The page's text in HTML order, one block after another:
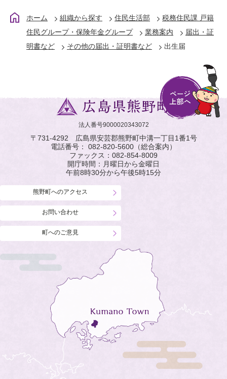
ホーム 組織から探す 住民生活部
税務住民課 戸籍
住民グループ・保険年金グループ
業務案内
届出・証
明書など
その他の届出・証明書など 出生届
法人番号9000020343072
〒731-4292 広島県安芸郡熊野町中溝一丁目1番1号
電話番号： 082-820-5600 （総合案内）
ファックス： 082-854-8009
開庁時間：月曜日から金曜日
午前8時30分から午後5時15分
熊野町へのアクセス
お問い合わせ
町へのご意見